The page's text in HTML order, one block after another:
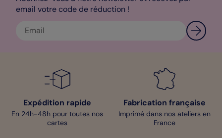
email votre code de réduction !
Expédition rapide
En 24h-48h pour toutes nos
cartes
Fabrication française
Imprimé dans nos ateliers en
France